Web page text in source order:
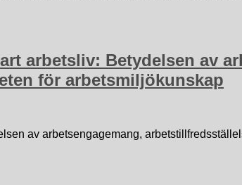
arbetsliv: Betydelsen av
för arbetsmiljökunskap
av arbetsengagemang,